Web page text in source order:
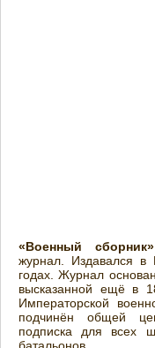
«Военный сборник»
журнал. Издавался в
годах. Журнал
высказанной ещё в
Императорской
подчинён общей
подписка для всех